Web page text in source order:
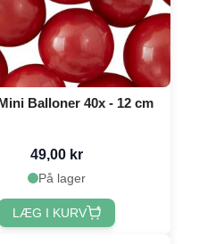
Balloner 40x - 12 cm
49,00 kr
På lager
LÆG I KURV